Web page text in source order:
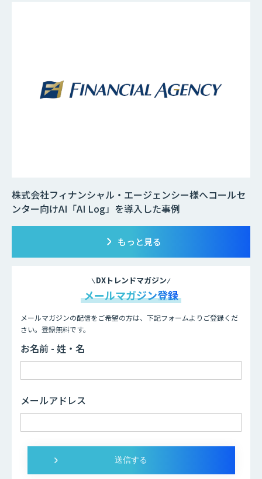
株式会社フィナンシャル・エージェンシー様へコールセ
ンター向けAI「AI Log」を導入した事例
もっと見る
DXトレンドマガジン
メールマガジン登録
メールマガジンの配信をご希望の方は、下記フォームよりご登録くだ
さい。登録無料です。
お名前 - 姓・名
メールアドレス